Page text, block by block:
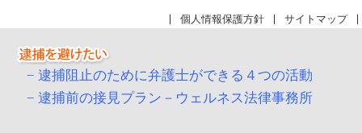
個人情報保護方針 サイトマップ
逮捕阻止のために弁護士ができる４つの活動
逮捕前の接見プラン－ウェルネス法律事務所